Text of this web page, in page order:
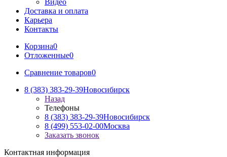
Доставка и оплата
Карьера
Контакты
Корзина0
Отложенные0
Сравнение товаров0
8 (383) 383-29-39Новосибирск
Назад
Телефоны
8 (383) 383-29-39Новосибирск
8 (499) 553-02-00Москва
Заказать звонок
Контактная информация